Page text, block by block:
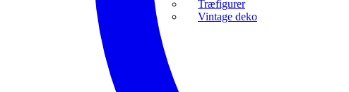
Træfigurer
Vintage deko